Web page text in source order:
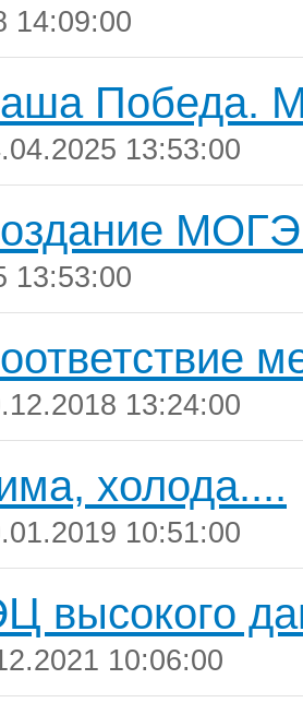
14:09:00
Победа.
13:53:00
13:53:00
13:24:00
холода....
10:51:00
высокого
10:06:00